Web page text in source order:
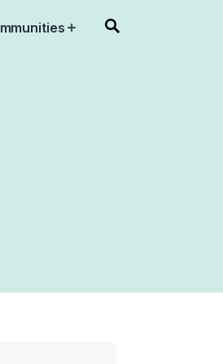
Open